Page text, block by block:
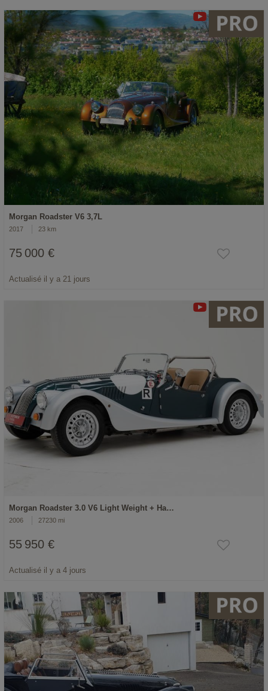
Morgan Roadster V6 3,7L
2017 23 km
75 000 €
Actualisé il y a 21 jours
Morgan Roadster 3.0 V6 Light Weight + Ha…
2006 27230 mi
55 950 €
Actualisé il y a 4 jours